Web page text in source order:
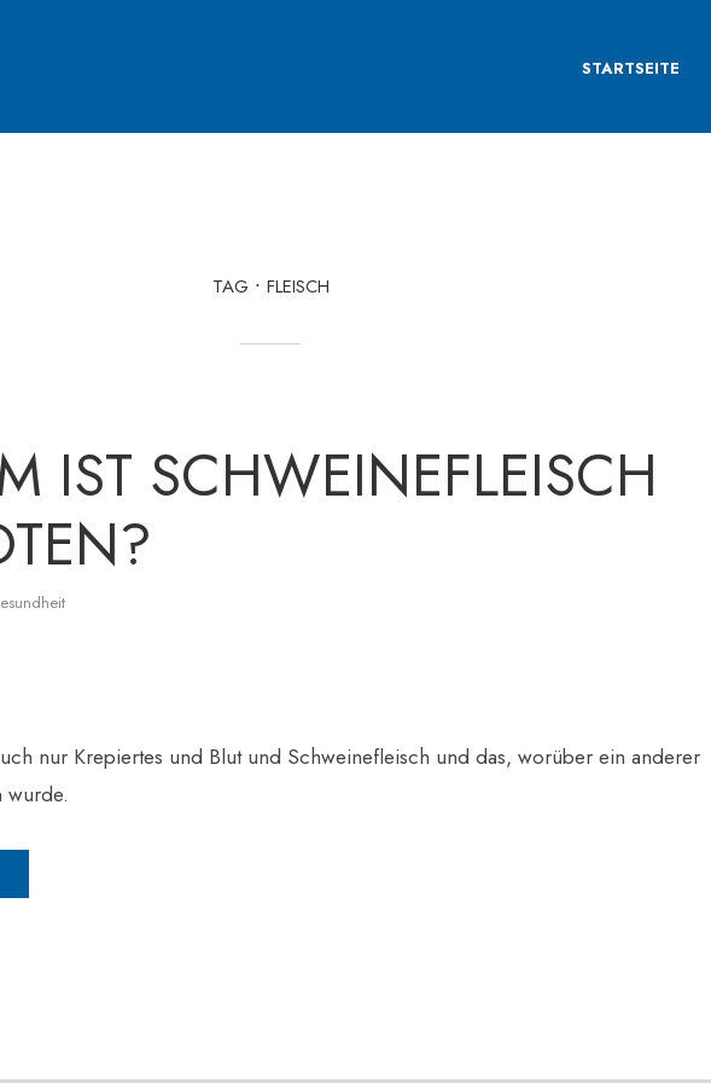
STARTSEITE
TAG FLEISCH
IST SCHWEINEFLEISCH
nur Krepiertes und Blut und Schweinefleisch und das, worüber ein anderer
wurde.